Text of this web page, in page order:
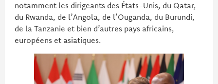
notamment les dirigeants des États-Unis, du Qatar,
du Rwanda, de l’Angola, de l’Ouganda, du Burundi,
de la Tanzanie et bien d’autres pays africains,
européens et asiatiques.